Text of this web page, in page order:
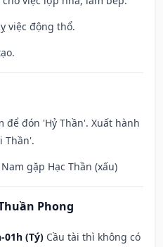
việc động thổ.
đón 'Hỷ Thần'. Xuất hành
Thần'.
gặp Hạc Thần (xấu)
Phong
01h (Tý) Cầu tài thì không có